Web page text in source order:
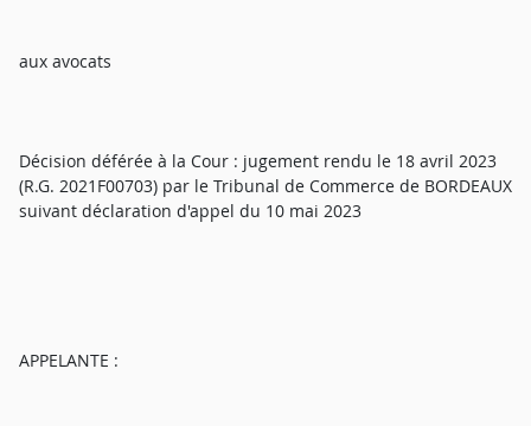
aux avocats
Décision déférée à la Cour : jugement rendu le 18 avril 2023
(R.G. 2021F00703) par le Tribunal de Commerce de BORDEAUX
suivant déclaration d'appel du 10 mai 2023
APPELANTE :